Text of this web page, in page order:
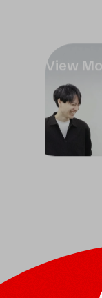
View